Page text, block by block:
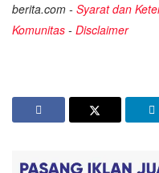
berita.com - Syarat dan
Komunitas - Disclaimer